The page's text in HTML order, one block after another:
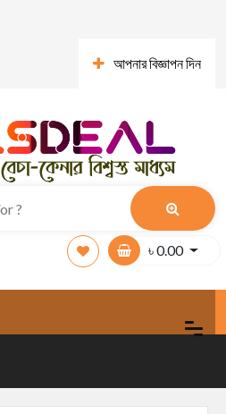
আপনার বিজ্ঞাপন দিন
৳0.00